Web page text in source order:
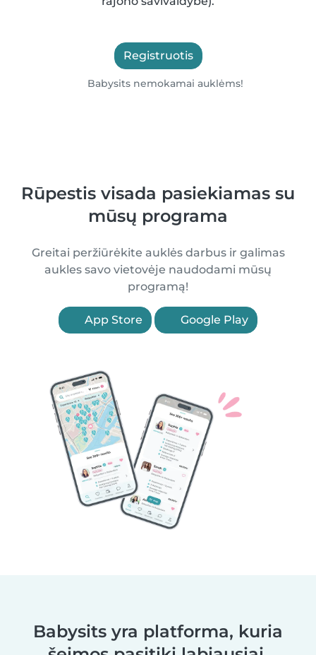
Registruotis
Babysits nemokamai auklėms!
Rūpestis visada pasiekiamas su
mūsų programa
Greitai peržiūrėkite auklės darbus ir galimas
aukles savo vietovėje naudodami mūsų
programą!
App Store Google Play
Babysits yra platforma, kuria